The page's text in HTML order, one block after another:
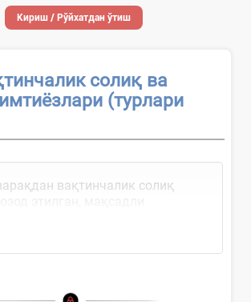
Кириш / Рўйхатдан ўтиш
солиқ ва
(турлари
вақтинчалик солиқ